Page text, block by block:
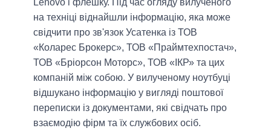
Lenovo і флешку. Під час огляду вилученого
на техніці віднайшли інформацію, яка може
свідчити про зв'язок Усатенка із ТОВ
«Коларес Брокерс», ТОВ «Праймтехпостач»,
ТОВ «Бріорсон Моторс», ТОВ «ІКР» та цих
компаній між собою. У вилученому ноутбуці
відшукано інформацію у вигляді поштової
переписки із документами, які свідчать про
взаємодію фірм та їх службових осіб.